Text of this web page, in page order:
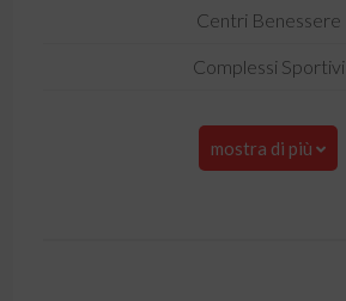
Centri Benessere
Complessi Sportivi
mostra di più